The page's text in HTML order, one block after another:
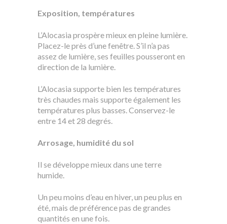
Exposition, températures
L’Alocasia prospère mieux en pleine lumière.
Placez-le près d’une fenêtre. S’il n’a pas
assez de lumière, ses feuilles pousseront en
direction de la lumière.
L’Alocasia supporte bien les températures
très chaudes mais supporte également les
températures plus basses. Conservez-le
entre 14 et 28 degrés.
Arrosage, humidité du sol
Il se développe mieux dans une terre
humide.
Un peu moins d’eau en hiver, un peu plus en
été, mais de préférence pas de grandes
quantités en une fois.